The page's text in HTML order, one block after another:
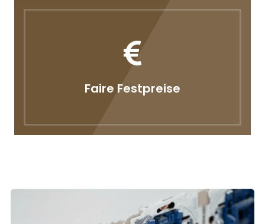
Faire Festpreise